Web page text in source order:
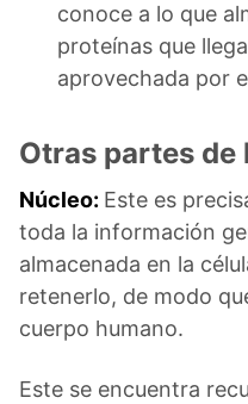
conoce a lo que
proteínas que
aprovechada por
Otras partes
Núcleo: Este es
toda la información
almacenada en la
retenerlo, de modo
cuerpo humano.
Este se encuentra